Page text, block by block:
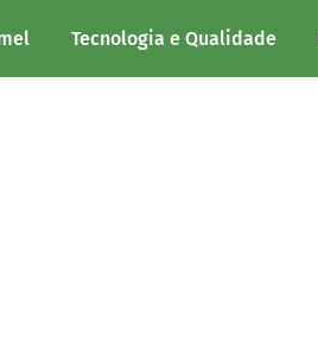
Tecnologia e Qualidade
/ 490 un.